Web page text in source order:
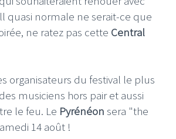
quasi normale ne serait-ce que
ne ratez pas cette Central
organisateurs du festival le plus
musiciens hors pair et aussi
le feu. Le Pyrénéon sera "the
14 août !